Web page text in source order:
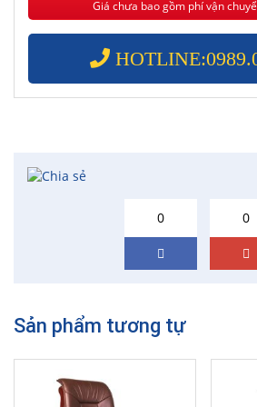
Giá chưa bao gồm phí vận
0 0
Sản phẩm tương tự